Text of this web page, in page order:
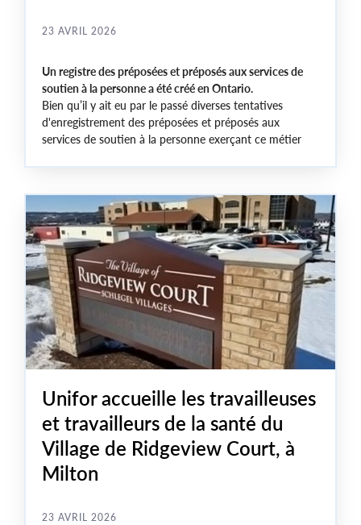
23 AVRIL 2026
Un registre des préposées et préposés aux services de
soutien à la personne a été créé en Ontario.
Bien qu’il y ait eu par le passé diverses tentatives
d'enregistrement des préposées et préposés aux
services de soutien à la personne exerçant ce métier
Unifor accueille les travailleuses
et travailleurs de la santé du
Village de Ridgeview Court, à
Milton
23 AVRIL 2026